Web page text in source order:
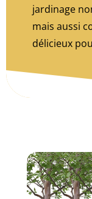
jardinage
mais aussi
délicieux